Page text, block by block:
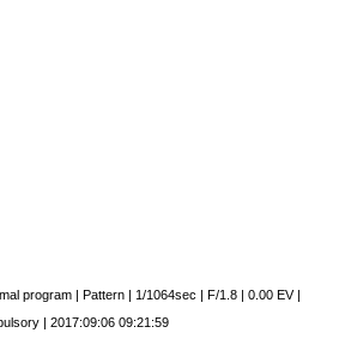
program | Pattern | 1/1064sec | F/1.8 | 0.00 EV|
| 2017:09:06 09:21:59